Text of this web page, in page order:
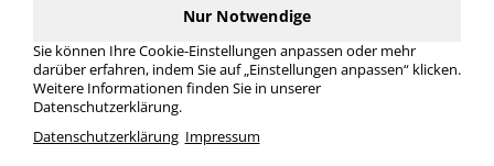
Nur Notwendige
Sie können Ihre Cookie-Einstellungen anpassen oder mehr
darüber erfahren, indem Sie auf „Einstellungen anpassen“ klicken.
Weitere Informationen finden Sie in unserer
Datenschutzerklärung.
Datenschutzerklärung Impressum